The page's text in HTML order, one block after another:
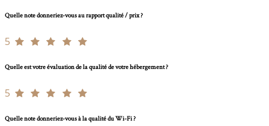
Quelle note donneriez-vous au rapport qualité / prix ?
5
Quelle est votre évaluation de la qualité de votre hébergement ?
5
Quelle note donneriez-vous à la qualité du Wi-Fi ?